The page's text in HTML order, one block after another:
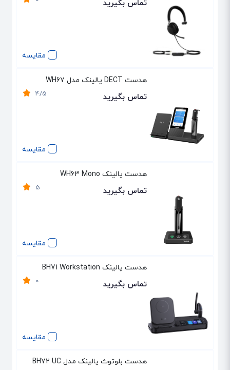
مقایسه
تماس بگیرید
مقایسه
هدست DECT یالینک مدل WH67
4/5 تماس بگیرید
مقایسه
هدست یالینک WH63 Mono
5 تماس بگیرید
مقایسه
هدست یالینک BH71 Workstation
0 تماس بگیرید
هدست بلوتوث یالینک مدل BH72 UC